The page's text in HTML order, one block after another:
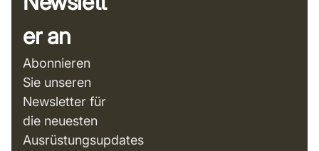
er an
Abonnieren
Sie unseren
Newsletter für
die neuesten
Ausrüstungsupdates